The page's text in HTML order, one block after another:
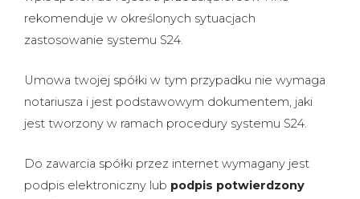
rekomenduje w określonych sytuacjach
zastosowanie systemu S24.
Umowa twojej spółki w tym przypadku nie wymaga
notariusza i jest podstawowym dokumentem, jaki
jest tworzony w ramach procedury systemu S24.
Do zawarcia spółki przez internet wymagany jest
podpis elektroniczny lub podpis potwierdzony